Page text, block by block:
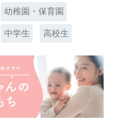
幼稚園・保育園
中学生 高校生